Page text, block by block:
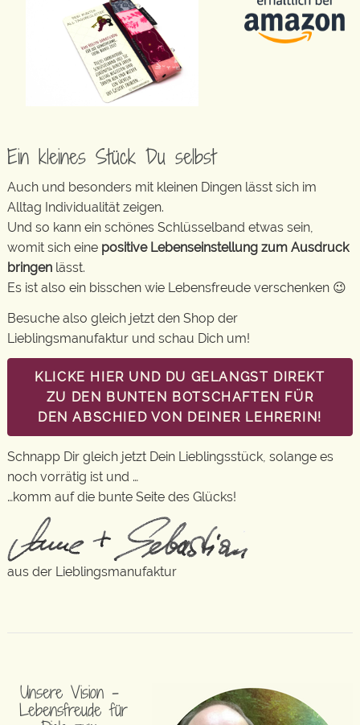
Ein kleines Stück Du selbst
Auch und besonders mit kleinen Dingen lässt sich im
Alltag Individualität zeigen.
Und so kann ein schönes Schlüsselband etwas sein,
womit sich eine positive Lebenseinstellung zum Ausdruck
bringen lässt.
Es ist also ein bisschen wie Lebensfreude verschenken 😉
Besuche also gleich jetzt den Shop der
Lieblingsmanufaktur und schau Dich um!
KLICKE HIER UND DU GELANGST DIREKT
ZU DEN BUNTEN BOTSCHAFTEN FÜR
DEN ABSCHIED VON DEINER LEHRERIN!
Schnapp Dir gleich jetzt Dein Lieblingsstück, solange es
noch vorrätig ist und …
…komm auf die bunte Seite des Glücks!
aus der Lieblingsmanufaktur
Unsere Vision –
Lebensfreude für